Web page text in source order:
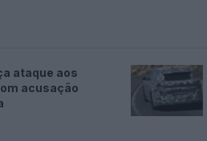
ataque aos
acusação